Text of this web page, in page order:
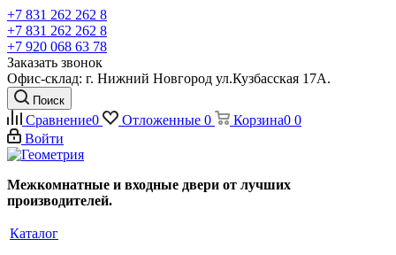
+7 831 262 262 8
+7 831 262 262 8
+7 920 068 63 78
Заказать звонок
Офис-склад: г. Нижний Новгород ул.Кузбасская 17А.
Поиск
Сравнение0 Отложенные 0 Корзина0 0
Войти
Межкомнатные и входные двери от лучших
производителей.
Каталог